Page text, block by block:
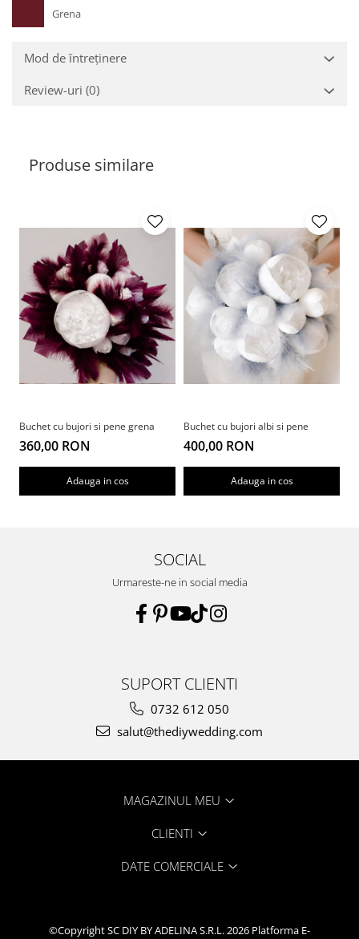
Grena
Mod de întreținere
Review-uri (0)
Produse similare
Buchet cu bujori si pene grena
360,00 RON
Adauga in cos
Buchet cu bujori albi si pene
400,00 RON
Adauga in cos
SOCIAL
Urmareste-ne in social media
SUPORT CLIENTI
0732 612 050
salut@thediywedding.com
MAGAZINUL MEU
CLIENTI
DATE COMERCIALE
©Copyright SC DIY BY ADELINA S.R.L. 2026 Platforma E-